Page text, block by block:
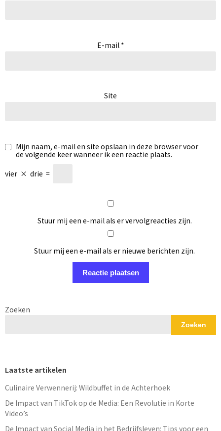
E-mail *
Site
Mijn naam, e-mail en site opslaan in deze browser voor
de volgende keer wanneer ik een reactie plaats.
vier × drie =
Stuur mij een e-mail als er vervolgreacties zijn.
Stuur mij een e-mail als er nieuwe berichten zijn.
Zoeken
Zoeken
Laatste artikelen
Culinaire Verwennerij: Wildbuffet in de Achterhoek
De Impact van TikTok op de Media: Een Revolutie in Korte
Video’s
De Impact van Social Media in het Bedrijfsleven: Tips voor een